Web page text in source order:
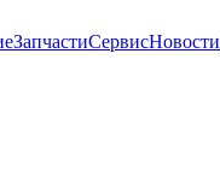
ЗапчастиСервисНовости